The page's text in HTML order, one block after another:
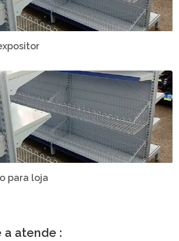
para loja
a atende :